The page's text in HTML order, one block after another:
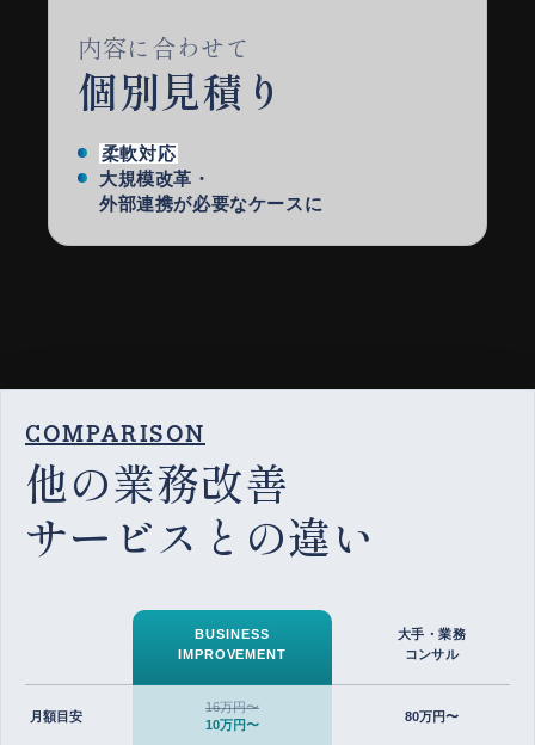
内容に合わせて
個別見積り
柔軟対応
大規模改革・
外部連携が必要なケースに
COMPARISON
他の業務改善
サービスとの違い
BUSINESS
IMPROVEMENT
大手・業務
コンサル
月額目安
16万円〜
10万円〜
80万円〜